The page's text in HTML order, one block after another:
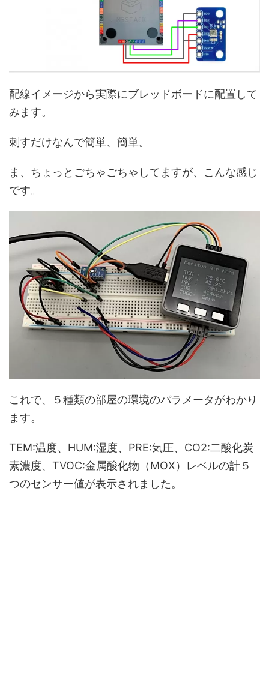
配線イメージから実際にブレッドボードに配置して
みます。
刺すだけなんで簡単、簡単。
ま、ちょっとごちゃごちゃしてますが、こんな感じ
です。
これで、５種類の部屋の環境のパラメータがわかり
ます。
TEM:温度、HUM:湿度、PRE:気圧、CO2:二酸化炭
素濃度、TVOC:金属酸化物（MOX）レベルの計５
つのセンサー値が表示されました。